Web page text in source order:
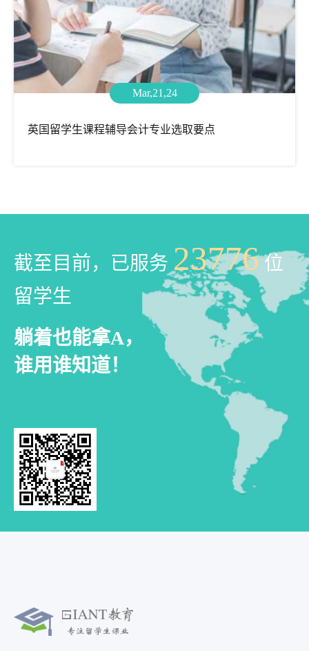
Mar,21,24
英国留学生课程辅导会计专业选取要点
截至目前，已服务 23776位
留学生
躺着也能拿A，
谁用谁知道！